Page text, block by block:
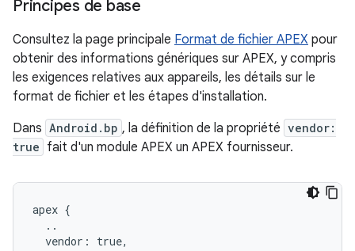
Principes de base
Consultez la page principale Format de fichier APEX pour
obtenir des informations génériques sur APEX, y compris
les exigences relatives aux appareils, les détails sur le
format de fichier et les étapes d'installation.
Dans Android.bp , la définition de la propriété vendor:
true fait d'un module APEX un APEX fournisseur.
apex {
  ..
  vendor: true,